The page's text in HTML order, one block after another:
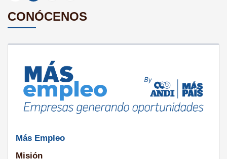
CONÓCENOS
Más Empleo
Misión